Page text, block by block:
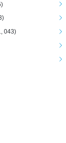
043)